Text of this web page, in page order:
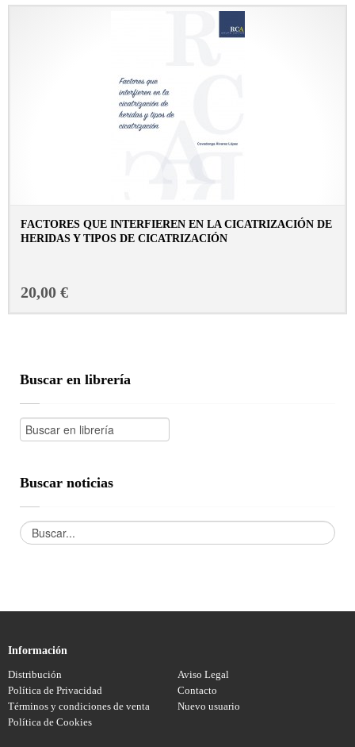
FACTORES QUE INTERFIEREN EN LA CICATRIZACIÓN DE
HERIDAS Y TIPOS DE CICATRIZACIÓN
20,00 €
Buscar en librería
Buscar noticias
Información
Distribución
Aviso Legal
Política de Privacidad
Contacto
Términos y condiciones de venta
Nuevo usuario
Política de Cookies